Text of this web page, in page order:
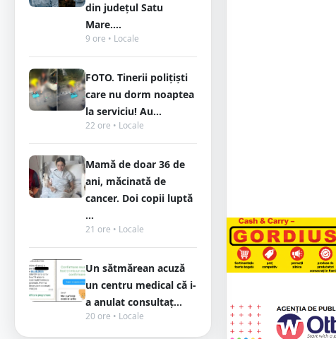
din județul Satu
Mare....
9 ore • Locale
FOTO. Tinerii polițiști
care nu dorm noaptea
la serviciu! Au...
22 ore • Locale
Mamă de doar 36 de
ani, măcinată de
cancer. Doi copii luptă
...
21 ore • Locale
Un sătmărean acuză
un centru medical că i-
a anulat consultaț...
20 ore • Locale